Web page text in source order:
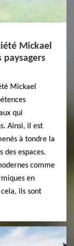
Mickael
paysagers
Mickael
qui
Ainsi, il est
à tondre la
des espaces.
comme
en
ils sont